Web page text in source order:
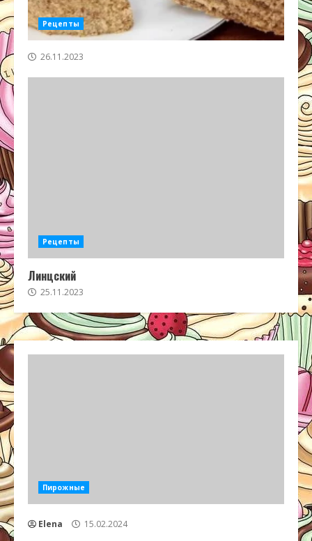
Рецепты
26.11.2023
Рецепты
Линцский
25.11.2023
Пирожные
Elena 15.02.2024